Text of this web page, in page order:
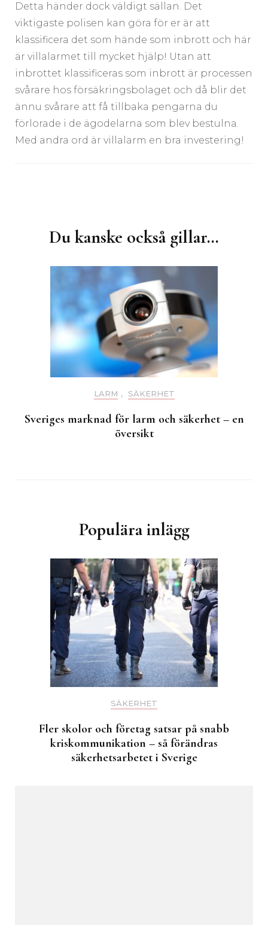
Detta händer dock väldigt sällan. Det
viktigaste polisen kan göra för er är att
klassificera det som hände som inbrott och här
är villalarmet till mycket hjälp! Utan att
inbrottet klassificeras som inbrott är processen
svårare hos försäkringsbolaget och då blir det
ännu svårare att få tillbaka pengarna du
förlorade i de ägodelarna som blev bestulna.
Med andra ord är villalarm en bra investering!
Du kanske också gillar…
LARM , SÄKERHET
Sveriges marknad för larm och säkerhet – en
översikt
Populära inlägg
SÄKERHET
Fler skolor och företag satsar på snabb
kriskommunikation – så förändras
säkerhetsarbetet i Sverige